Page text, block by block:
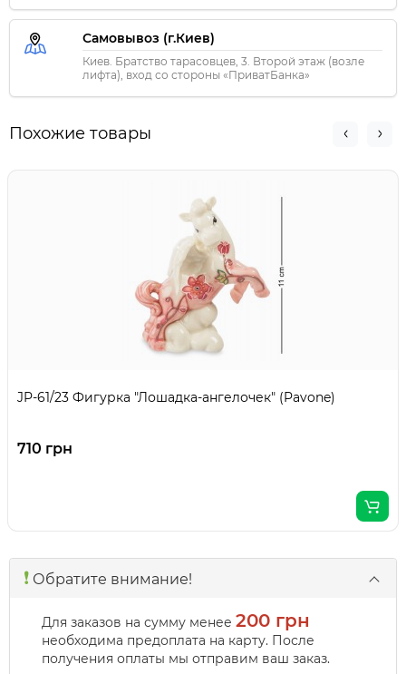
Самовывоз (г.Киев)
Киев. Братство тарасовцев, 3. Второй этаж (возле
лифта), вход со стороны «ПриватБанка»
Похожие товары
JP-61/23 Фигурка "Лошадка-ангелочек" (Pavone)
710 грн
❗️ Обратите внимание!
Для заказов на сумму менее 200 грн
необходима предоплата на карту. После
получения оплаты мы отправим ваш заказ.